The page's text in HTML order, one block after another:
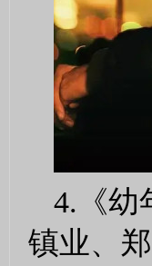
4.《幼
镇业、